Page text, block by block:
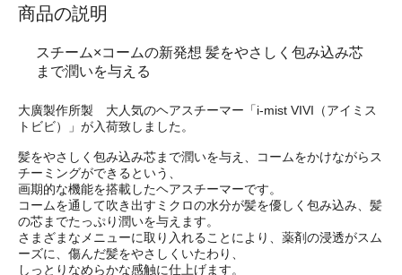
商品の説明
スチーム×コームの新発想 髪をやさしく包み込み芯
まで潤いを与える
大廣製作所製 大人気のヘアスチーマー「i-mist VIVI（アイミス
トビビ）」が入荷致しました。
髪をやさしく包み込み芯まで潤いを与え、コームをかけながらス
チーミングができるという、
画期的な機能を搭載したヘアスチーマーです。
コームを通して吹き出すミクロの水分が髪を優しく包み込み、髪
の芯までたっぷり潤いを与えます。
さまざまなメニューに取り入れることにより、薬剤の浸透がスム
ーズに、傷んだ髪をやさしくいたわり、
しっとりなめらかな感触に仕上げます。